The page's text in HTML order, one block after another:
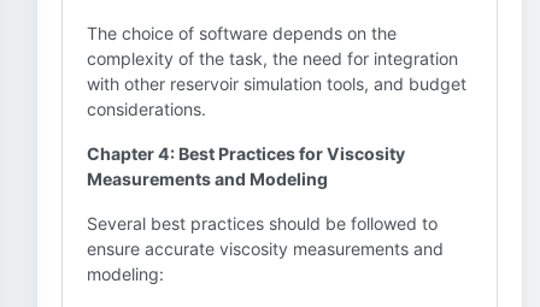
The choice of software depends on the
complexity of the task, the need for integration
with other reservoir simulation tools, and budget
considerations.
Chapter 4: Best Practices for Viscosity
Measurements and Modeling
Several best practices should be followed to
ensure accurate viscosity measurements and
modeling: